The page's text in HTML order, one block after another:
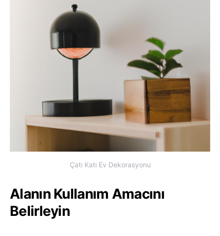
Çatı Katı Ev Dekorasyonu
Alanın Kullanım Amacını
Belirleyin